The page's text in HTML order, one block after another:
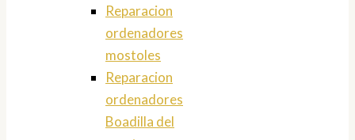
Reparacion
ordenadores
mostoles
Reparacion
ordenadores
Boadilla del